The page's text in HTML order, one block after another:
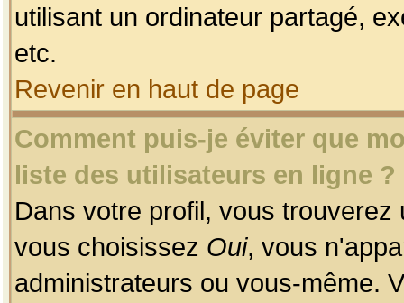
utilisant un ordinateur partagé,
etc.
Revenir en haut de page
Comment puis-je éviter que
liste des utilisateurs en ligne ?
Dans votre profil, vous
vous choisissez Oui, vous
administrateurs ou vous-même.